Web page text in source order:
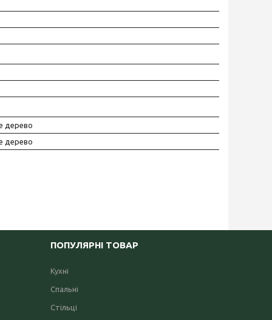
дерево
дерево
ПОПУЛЯРНІ ТОВАР
Кухні
Спальні
Стільці